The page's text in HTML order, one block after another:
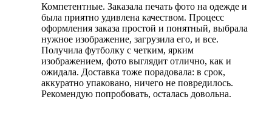
Компетентные. Заказала печать фото на одежде и
была приятно удивлена качеством. Процесс
оформления заказа простой и понятный, выбрала
нужное изображение, загрузила его, и все.
Получила футболку с четким, ярким
изображением, фото выглядит отлично, как и
ожидала. Доставка тоже порадовала: в срок,
аккуратно упаковано, ничего не повредилось.
Рекомендую попробовать, осталась довольна.